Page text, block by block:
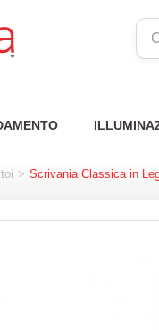
> Scrivania Classica in